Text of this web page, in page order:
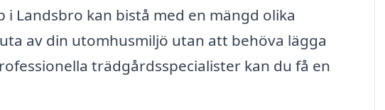
Landsbro kan bistå med en mängd olika
av din utomhusmiljö utan att behöva lägga
trädgårdsspecialister kan du få en